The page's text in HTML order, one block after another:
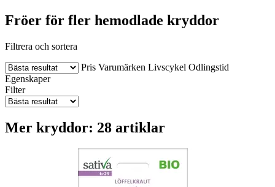
Fröer för fler hemodlade kryddor
Filtrera och sortera
Pris Varumärken Livscykel Odlingstid
Egenskaper
Filter
Mer kryddor: 28 artiklar